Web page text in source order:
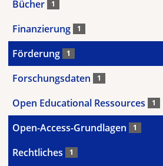
Bücher 1
Finanzierung 1
Förderung 1
Forschungsdaten 1
Open Educational Ressources 1
Open-Access-Grundlagen 1
Rechtliches 1